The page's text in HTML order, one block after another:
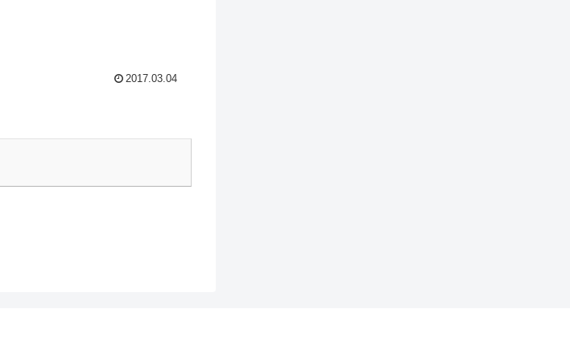
2017.03.04